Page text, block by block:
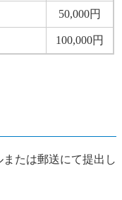
50,000円
100,000円
たは郵送にて提出し